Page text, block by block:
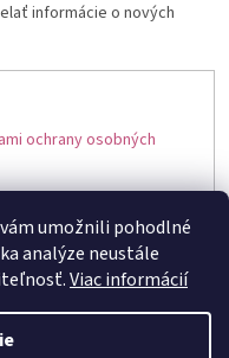
umožnili pohodlné
analýze neustále
Viac informácií
informácie o nových
ochrany osobných